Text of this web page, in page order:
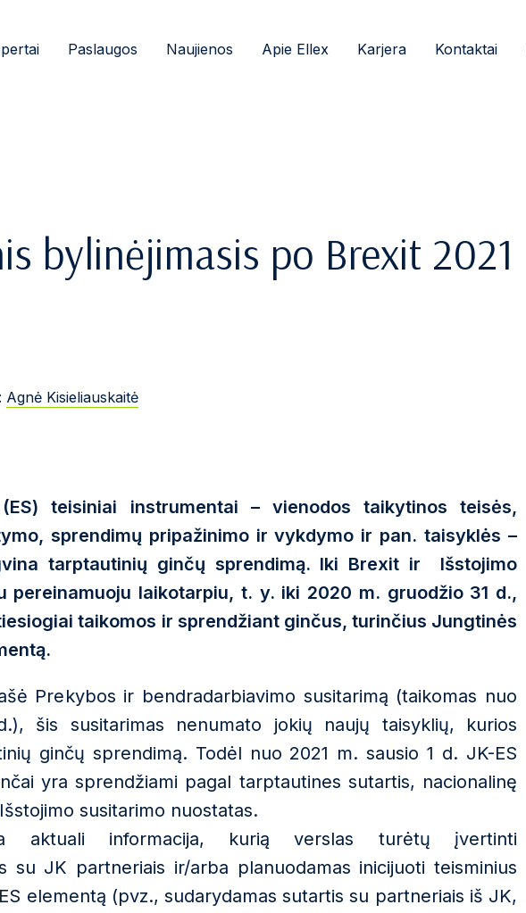
Paslaugos Naujienos Apie Ellex Karjera Kontaktai
bylinėjimasis po Brexit 2021
Agnė Kisieliauskaitė
teisiniai instrumentai – vienodos taikytinos teisės,
sprendimų pripažinimo ir vykdymo ir pan. taisyklės –
tarptautinių ginčų sprendimą. Iki Brexit ir Išstojimo
pereinamuoju laikotarpiu, t. y. iki 2020 m. gruodžio 31 d.,
taikomos ir sprendžiant ginčus, turinčius Jungtinės
Prekybos ir bendradarbiavimo susitarimą (taikomas nuo
šis susitarimas nenumato jokių naujų taisyklių, kurios
ginčų sprendimą. Todėl nuo 2021 m. sausio 1 d. JK-ES
yra sprendžiami pagal tarptautines sutartis, nacionalinę
susitarimo nuostatas.
aktuali informacija, kurią verslas turėtų įvertinti
su JK partneriais ir/arba planuodamas inicijuoti teisminius
elementą (pvz., sudarydamas sutartis su partneriais iš JK,